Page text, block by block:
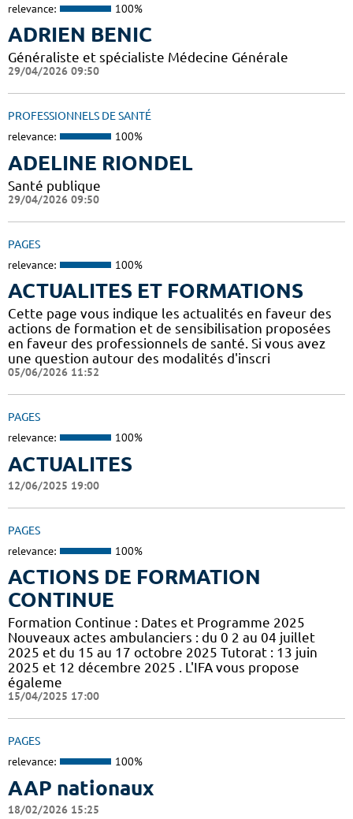
relevance: 100%
ADRIEN BENIC
Généraliste et spécialiste Médecine Générale
29/04/2026 09:50
PROFESSIONNELS DE SANTÉ
relevance: 100%
ADELINE RIONDEL
Santé publique
29/04/2026 09:50
PAGES
relevance: 100%
ACTUALITES ET FORMATIONS
Cette page vous indique les actualités en faveur des
actions de formation et de sensibilisation proposées
en faveur des professionnels de santé. Si vous avez
une question autour des modalités d'inscri
05/06/2026 11:52
PAGES
relevance: 100%
ACTUALITES
12/06/2025 19:00
PAGES
relevance: 100%
ACTIONS DE FORMATION
CONTINUE
Formation Continue : Dates et Programme 2025
Nouveaux actes ambulanciers : du 0 2 au 04 juillet
2025 et du 15 au 17 octobre 2025 Tutorat : 13 juin
2025 et 12 décembre 2025 . L'IFA vous propose
égaleme
15/04/2025 17:00
PAGES
relevance: 100%
AAP nationaux
18/02/2026 15:25